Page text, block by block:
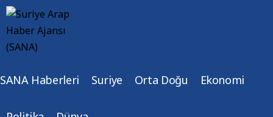
SANA Haberleri Suriye Orta Doğu Ekonomi